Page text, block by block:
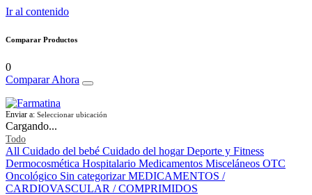
Ir al contenido
Comparar Productos
0
Comparar Ahora
Enviar a: Seleccionar ubicación
Cargando...
Todo
All Cuidado del bebé Cuidado del hogar Deporte y Fitness
Dermocosmética Hospitalario Medicamentos Misceláneos OTC
Oncológico Sin categorizar MEDICAMENTOS /
CARDIOVASCULAR / COMPRIMIDOS